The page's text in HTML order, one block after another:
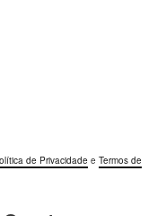
de Privacidade e Termos de